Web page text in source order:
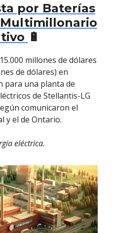
por Baterías
🔋
millones de dólares
de dólares) en
para una planta de
de Stellantis-LG
comunicaron el
y el de Ontario.
eléctrica.